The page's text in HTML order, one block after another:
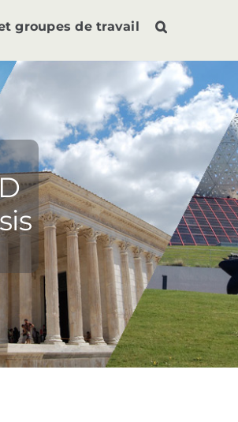
groupes de travail